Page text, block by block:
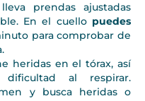
prendas ajustadas
En el cuello puedes
para comprobar de
heridas en el tórax, así
al respirar.
y busca heridas o